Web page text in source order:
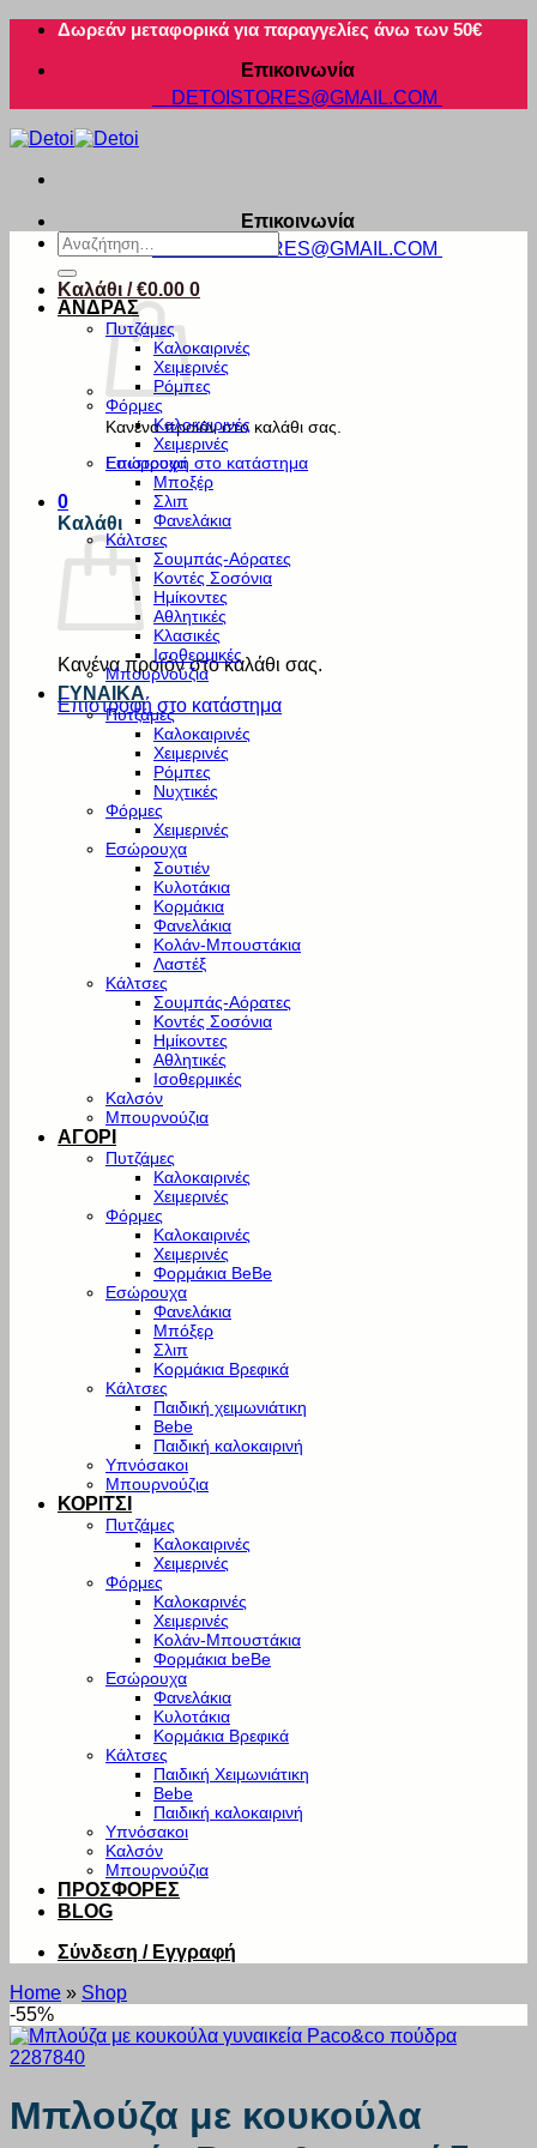
Μετάβαση
περιεχόμενο
Δωρεάν μεταφορικά για παραγγελίες άνω των 50€
Επικοινωνία
DETOISTORES@GMAIL.COM
Επικοινωνία
DETOISTORES@GMAIL.COM
Καλάθι /€0.00 0
Κανένα προϊόν στο καλάθι σας.
Επιστροφή στο κατάστημα
0
Καλάθι
Κανένα προϊόν στο καλάθι σας.
Επιστροφή στο κατάστημα
Αναζήτηση
για:
ΑΝΔΡΑΣ
Πυτζάμες
Καλοκαιρινές
Χειμερινές
Ρόμπες
Φόρμες
Καλοκαιρινές
Χειμερινές
Εσώρουχα
Μποξέρ
Σλιπ
Φανελάκια
Κάλτσες
Σουμπάς-Αόρατες
Κοντές Σοσόνια
Ημίκοντες
Αθλητικές
Κλασικές
Ισοθερμικές
Μπουρνούζια
ΓΥΝΑΙΚΑ
Πυτζάμες
Καλοκαιρινές
Χειμερινές
Ρόμπες
Νυχτικές
Φόρμες
Χειμερινές
Εσώρουχα
Σουτιέν
Κυλοτάκια
Κορμάκια
Φανελάκια
Κολάν-Μπουστάκια
Λαστέξ
Κάλτσες
Σουμπάς-Αόρατες
Κοντές Σοσόνια
Ημίκοντες
Αθλητικές
Ισοθερμικές
Καλσόν
Μπουρνούζια
ΑΓΟΡΙ
Πυτζάμες
Καλοκαιρινές
Χειμερινές
Φόρμες
Καλοκαιρινές
Χειμερινές
Φορμάκια BeBe
Εσώρουχα
Φανελάκια
Μπόξερ
Σλιπ
Κορμάκια Βρεφικά
Κάλτσες
Παιδική χειμωνιάτικη
Bebe
Παιδική καλοκαιρινή
Υπνόσακοι
Μπουρνούζια
ΚΟΡΙΤΣΙ
Πυτζάμες
Καλοκαιρινές
Χειμερινές
Φόρμες
Καλοκαρινές
Χειμερινές
Κολάν-Μπουστάκια
Φορμάκια beBe
Εσώρουχα
Φανελάκια
Κυλοτάκια
Κορμάκια Βρεφικά
Κάλτσες
Παιδική Χειμωνιάτικη
Bebe
Παιδική καλοκαιρινή
Υπνόσακοι
Καλσόν
Μπουρνούζια
ΠΡΟΣΦΟΡΕΣ
BLOG
Σύνδεση / Εγγραφή
Home » Shop
-55%
Μπλούζα με κουκούλα